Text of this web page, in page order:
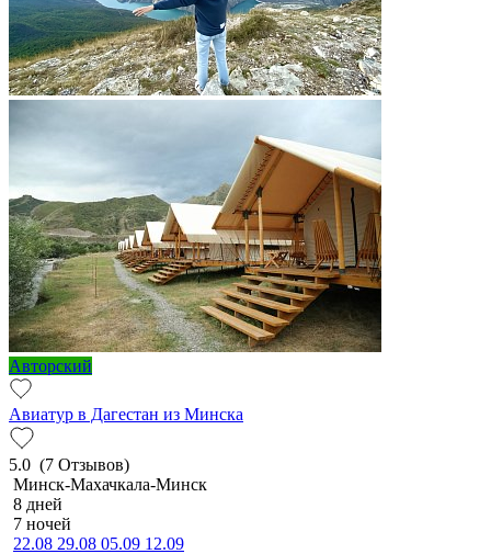
Авторский
Авиатур в Дагестан из Минска
5.0 (7 Отзывов)
Минск-Махачкала-Минск
8 дней
7 ночей
22.08 29.08 05.09 12.09